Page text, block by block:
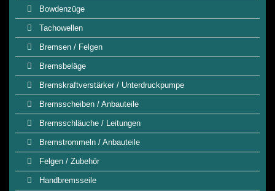
Bowdenzüge
Tachowellen
Bremsen / Felgen
Bremsbeläge
Bremskraftverstärker / Unterdruckpumpe
Bremsscheiben / Anbauteile
Bremsschläuche / Leitungen
Bremstrommeln / Anbauteile
Felgen / Zubehör
Handbremsseile